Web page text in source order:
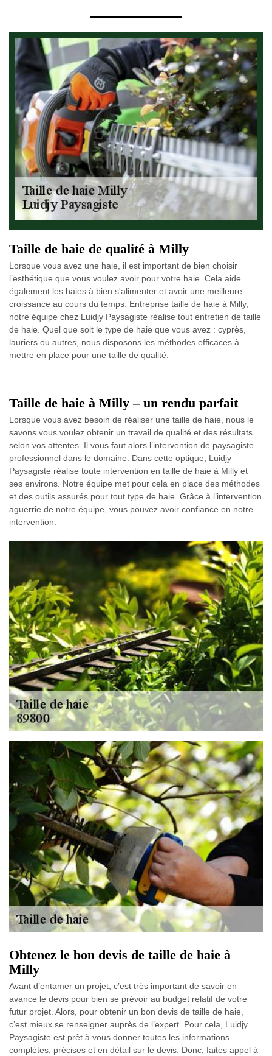
Taille de haie de qualité à Milly
Lorsque vous avez une haie, il est important de bien choisir
l’esthétique que vous voulez avoir pour votre haie. Cela aide
également les haies à bien s'alimenter et avoir une meilleure
croissance au cours du temps. Entreprise taille de haie à Milly,
notre équipe chez Luidjy Paysagiste réalise tout entretien de taille
de haie. Quel que soit le type de haie que vous avez : cyprès,
lauriers ou autres, nous disposons les méthodes efficaces à
mettre en place pour une taille de qualité.
Taille de haie à Milly – un rendu parfait
Lorsque vous avez besoin de réaliser une taille de haie, nous le
savons vous voulez obtenir un travail de qualité et des résultats
selon vos attentes. Il vous faut alors l’intervention de paysagiste
professionnel dans le domaine. Dans cette optique, Luidjy
Paysagiste réalise toute intervention en taille de haie à Milly et
ses environs. Notre équipe met pour cela en place des méthodes
et des outils assurés pour tout type de haie. Grâce à l’intervention
aguerrie de notre équipe, vous pouvez avoir confiance en notre
intervention.
Obtenez le bon devis de taille de haie à
Milly
Avant d’entamer un projet, c’est très important de savoir en
avance le devis pour bien se prévoir au budget relatif de votre
futur projet. Alors, pour obtenir un bon devis de taille de haie,
c’est mieux se renseigner auprès de l’expert. Pour cela, Luidjy
Paysagiste est prêt à vous donner toutes les informations
complètes, précises et en détail sur le devis. Donc, faites appel à